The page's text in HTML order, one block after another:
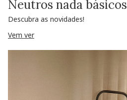
Neutros nada básicos
Descubra as novidades!
Vem ver